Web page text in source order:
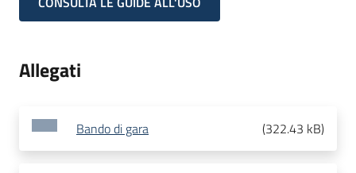
Allegati
Bando di gara (322.43 kB)